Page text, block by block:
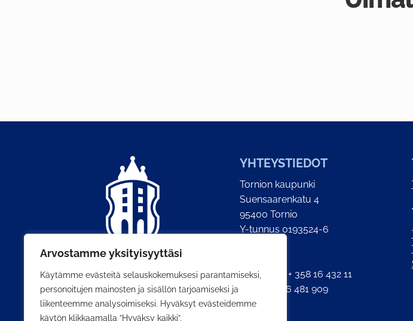
Arvostamme yksityisyyttäsi
Käytämme evästeitä selauskokemuksesi parantamiseksi,
personoitujen mainosten ja sisällön tarjoamiseksi ja
liikenteemme analysoimiseksi. Hyväksyt evästeidemme
käytön klikkaamalla ”Hyväksy kaikki”.
YHTEYSTIEDOT
Tornion kaupunki
Suensaarenkatu 4
95400 Tornio
Y-tunnus 0193524-6
(klo 8 – 16) + 358 16 432 11
Fax: +358 16 481 909